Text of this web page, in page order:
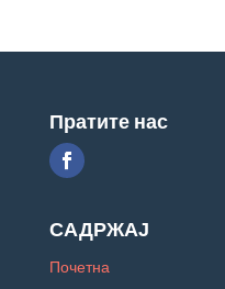
Пратите нас
САДРЖАЈ
Почетна